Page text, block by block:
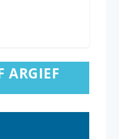
ARGIEF